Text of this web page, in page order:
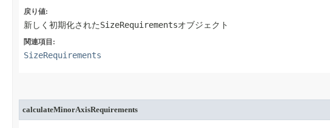
戻り値:
新しく初期化された SizeRequirementsオブジェクト
関連項目:
SizeRequirements
calculateMinorAxisRequirements